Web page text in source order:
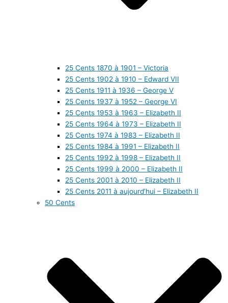
25 Cents 1870 à 1901 – Victoria
25 Cents 1902 à 1910 – Edward VII
25 Cents 1911 à 1936 – George V
25 Cents 1937 à 1952 – George VI
25 Cents 1953 à 1963 – Elizabeth II
25 Cents 1964 à 1973 – Elizabeth II
25 Cents 1974 à 1983 – Elizabeth II
25 Cents 1984 à 1991 – Elizabeth II
25 Cents 1992 à 1998 – Elizabeth II
25 Cents 1999 à 2000 – Elizabeth II
25 Cents 2001 à 2010 – Elizabeth II
25 Cents 2011 à aujourd’hui – Elizabeth II
50 Cents